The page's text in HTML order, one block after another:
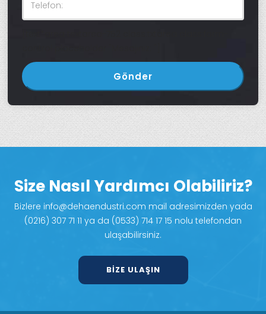
Size Nasıl Yardımcı Olabiliriz?
Bizlere info@dehaendustri.com mail adresimizden yada
(0216) 307 71 11 ya da (0533) 714 17 15 nolu telefondan
ulaşabilirsiniz.
BIZE ULAŞIN